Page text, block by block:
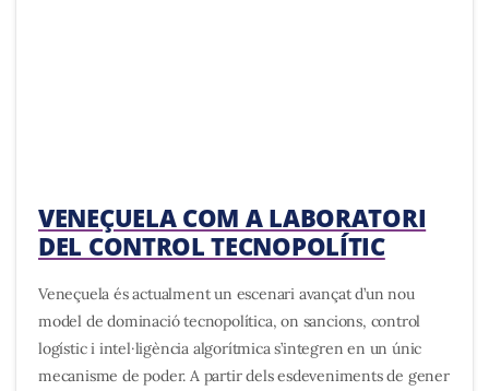
VENEÇUELA COM A LABORATORI
DEL CONTROL TECNOPOLÍTIC
Veneçuela és actualment un escenari avançat d’un nou
model de dominació tecnopolítica, on sancions, control
logístic i intel·ligència algorítmica s’integren en un únic
mecanisme de poder. A partir dels esdeveniments de gener